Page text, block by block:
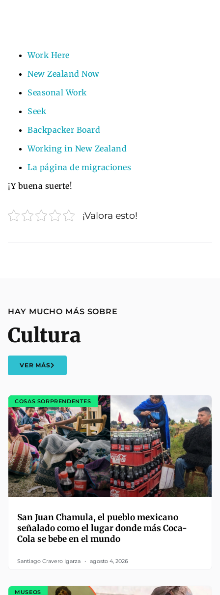
Work Here
New Zealand Now
Seasonal Work
Seek
Backpacker Board
Working in New Zealand
La página de migraciones
¡Y buena suerte!
¡Valora esto!
HAY MUCHO MÁS SOBRE
Cultura
VER MÁS
COSAS SORPRENDENTES
San Juan Chamula, el pueblo mexicano
señalado como el lugar donde más Coca-
Cola se bebe en el mundo
Santiago Cravero Igarza agosto 4, 2026
MUSEOS